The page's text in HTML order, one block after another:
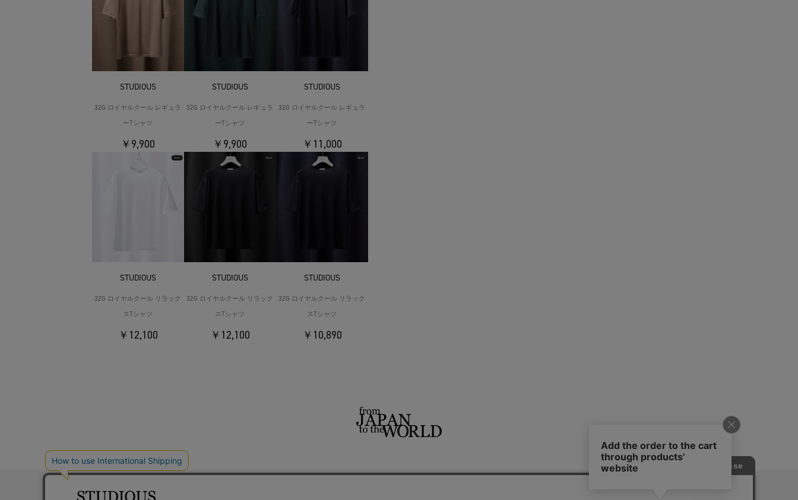
STUDIOUS
32G ロイヤルクール レギュラ
ーTシャツ
￥9,900
STUDIOUS
32G ロイヤルクール レギュラ
ーTシャツ
￥9,900
STUDIOUS
32G ロイヤルクール レギュラ
ーTシャツ
￥11,000
STUDIOUS
32G ロイヤルクール リラック
スTシャツ
￥12,100
STUDIOUS
32G ロイヤルクール リラック
スTシャツ
￥12,100
STUDIOUS
32G ロイヤルクール リラック
スTシャツ
￥10,890